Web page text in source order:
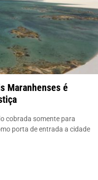
Maranhenses é
cobrada somente para
porta de entrada a cidade